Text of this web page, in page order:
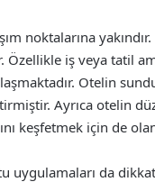
noktalarına
iş veya tatil
Otelin
Ayrıca otelin
keşfetmek için de
uygulamaları da